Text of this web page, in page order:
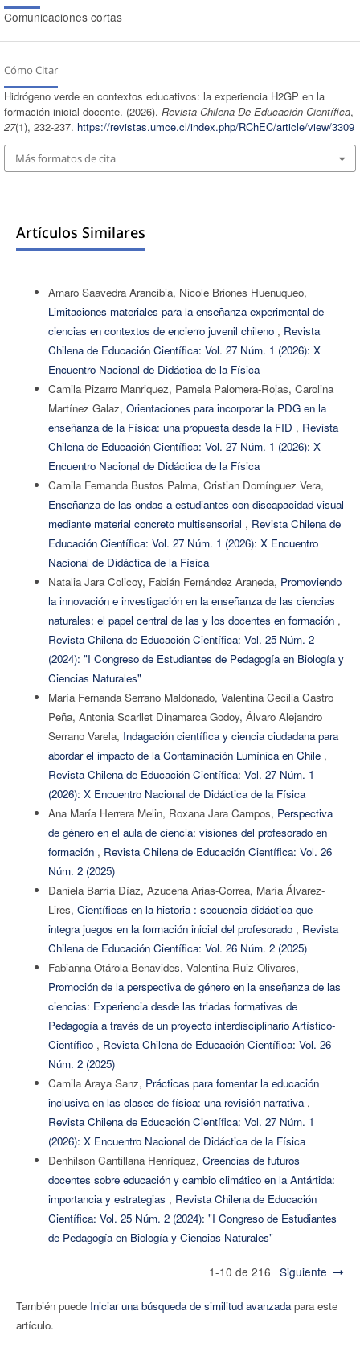
Comunicaciones cortas
Cómo Citar
Hidrógeno verde en contextos educativos: la experiencia H2GP en la
formación inicial docente. (2026). Revista Chilena De Educación Científica,
27(1), 232-237. https://revistas.umce.cl/index.php/RChEC/article/view/3309
Más formatos de cita
Artículos Similares
Amaro Saavedra Arancibia, Nicole Briones Huenuqueo,
Limitaciones materiales para la enseñanza experimental de
ciencias en contextos de encierro juvenil chileno , Revista
Chilena de Educación Científica: Vol. 27 Núm. 1 (2026): X
Encuentro Nacional de Didáctica de la Física
Camila Pizarro Manriquez, Pamela Palomera-Rojas, Carolina
Martínez Galaz, Orientaciones para incorporar la PDG en la
enseñanza de la Física: una propuesta desde la FID , Revista
Chilena de Educación Científica: Vol. 27 Núm. 1 (2026): X
Encuentro Nacional de Didáctica de la Física
Camila Fernanda Bustos Palma, Cristian Domínguez Vera,
Enseñanza de las ondas a estudiantes con discapacidad visual
mediante material concreto multisensorial , Revista Chilena de
Educación Científica: Vol. 27 Núm. 1 (2026): X Encuentro
Nacional de Didáctica de la Física
Natalia Jara Colicoy, Fabián Fernández Araneda, Promoviendo
la innovación e investigación en la enseñanza de las ciencias
naturales: el papel central de las y los docentes en formación ,
Revista Chilena de Educación Científica: Vol. 25 Núm. 2
(2024): "I Congreso de Estudiantes de Pedagogía en Biología y
Ciencias Naturales"
María Fernanda Serrano Maldonado, Valentina Cecilia Castro
Peña, Antonia Scarllet Dinamarca Godoy, Álvaro Alejandro
Serrano Varela, Indagación científica y ciencia ciudadana para
abordar el impacto de la Contaminación Lumínica en Chile ,
Revista Chilena de Educación Científica: Vol. 27 Núm. 1
(2026): X Encuentro Nacional de Didáctica de la Física
Ana María Herrera Melin, Roxana Jara Campos, Perspectiva
de género en el aula de ciencia: visiones del profesorado en
formación , Revista Chilena de Educación Científica: Vol. 26
Núm. 2 (2025)
Daniela Barría Díaz, Azucena Arias-Correa, María Álvarez-
Lires, Científicas en la historia : secuencia didáctica que
integra juegos en la formación inicial del profesorado , Revista
Chilena de Educación Científica: Vol. 26 Núm. 2 (2025)
Fabianna Otárola Benavides, Valentina Ruiz Olivares,
Promoción de la perspectiva de género en la enseñanza de las
ciencias: Experiencia desde las triadas formativas de
Pedagogía a través de un proyecto interdisciplinario Artístico-
Científico , Revista Chilena de Educación Científica: Vol. 26
Núm. 2 (2025)
Camila Araya Sanz, Prácticas para fomentar la educación
inclusiva en las clases de física: una revisión narrativa ,
Revista Chilena de Educación Científica: Vol. 27 Núm. 1
(2026): X Encuentro Nacional de Didáctica de la Física
Denhilson Cantillana Henríquez, Creencias de futuros
docentes sobre educación y cambio climático en la Antártida:
importancia y estrategias , Revista Chilena de Educación
Científica: Vol. 25 Núm. 2 (2024): "I Congreso de Estudiantes
de Pedagogía en Biología y Ciencias Naturales"
1-10 de 216 Siguiente
También puede Iniciar una búsqueda de similitud avanzadapara este
artículo.